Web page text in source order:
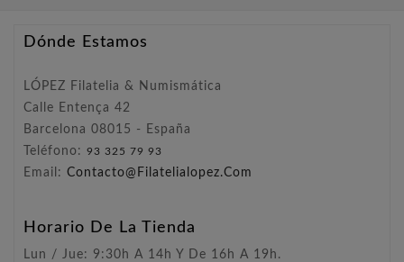
Dónde Estamos
LÓPEZ Filatelia & Numismática
Calle Entença 42
Barcelona 08015 - España
Teléfono: 93 325 79 93
Email: Contacto@filatelialopez.com
Horario De La Tienda
Lun / Jue: 9:30h A 14h Y De 16h A 19h.